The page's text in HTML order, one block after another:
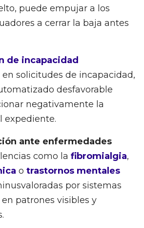
puede empujar a los
a cerrar la baja antes
de incapacidad
en solicitudes de incapacidad,
desfavorable
negativamente la
expediente.
ante enfermedades
como la fibromialgia,
o trastornos mentales
por sistemas
patrones visibles y